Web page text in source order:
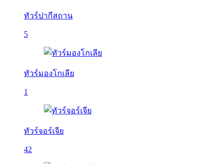
ทัวร์ปากีสถาน
5
ทัวร์มองโกเลีย
1
ทัวร์จอร์เจีย
42